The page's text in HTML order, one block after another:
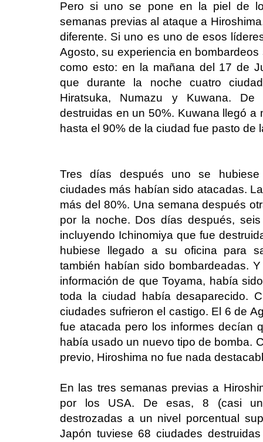
Pero si uno se pone en la piel de
semanas previas al ataque a
diferente. Si uno es uno de esos
Agosto, su experiencia en
como esto: en la mañana del 17 de
que durante la noche cuatro
Hiratsuka, Numazu y Kuwana.
destruidas en un 50%. Kuwana llegó a
hasta el 90% de la ciudad fue pasto de
Tres días después uno se
ciudades más habían sido atacadas.
más del 80%. Una semana después
por la noche. Dos días después,
incluyendo Ichinomiya que fue
hubiese llegado a su oficina para
también habían sido bombardeadas.
información de que Toyama, había
toda la ciudad había desaparecido.
ciudades sufrieron el castigo. El 6 de
fue atacada pero los informes decían
había usado un nuevo tipo de bomba.
previo, Hiroshima no fue nada
En las tres semanas previas a
por los USA. De esas, 8 (casi un
destrozadas a un nivel porcentual
Japón tuviese 68 ciudades